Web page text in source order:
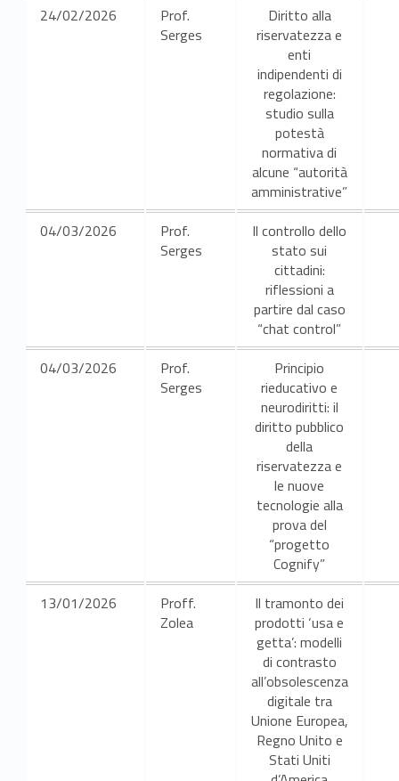
24/02/2026
Prof.
Serges
Diritto alla
riservatezza e
enti
indipendenti di
regolazione:
studio sulla
potestà
normativa di
alcune “autorità
amministrative”
04/03/2026
Prof.
Serges
Il controllo dello
stato sui
cittadini:
riflessioni a
partire dal caso
“chat control”
04/03/2026
Prof.
Serges
Principio
rieducativo e
neurodiritti: il
diritto pubblico
della
riservatezza e
le nuove
tecnologie alla
prova del
“progetto
Cognify”
13/01/2026
Proff.
Zolea
Il tramonto dei
prodotti ‘usa e
getta’: modelli
di contrasto
all’obsolescenza
digitale tra
Unione Europea,
Regno Unito e
Stati Uniti